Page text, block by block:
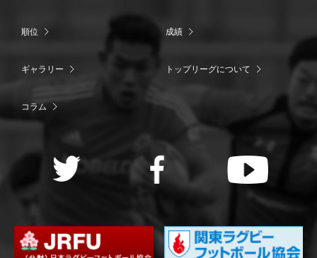
順位 成績
ギャラリー トップリーグについて
コラム